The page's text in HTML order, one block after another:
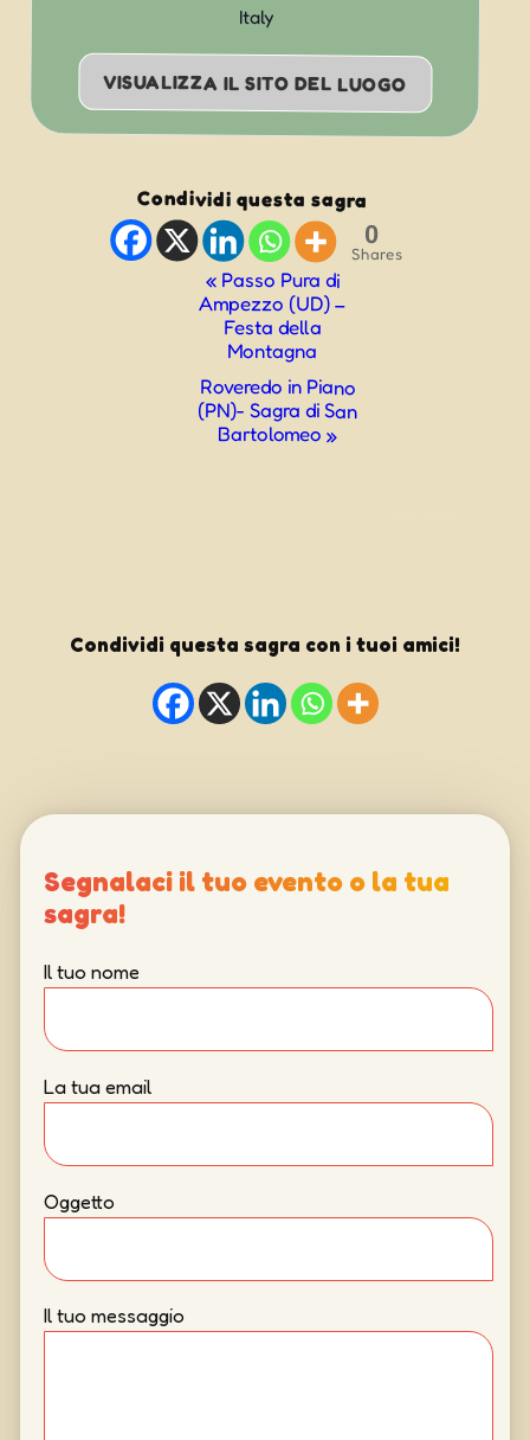
Italy
VISUALIZZA IL SITO DEL LUOGO
Condividi questa sagra
0
Shares
«Passo Pura di
Ampezzo (UD) –
Festa della
Montagna
Roveredo in Piano
(PN)- Sagra di San
Bartolomeo»
Condividi questa sagra con i tuoi amici!
Segnalaci il tuo evento o la tua
sagra!
Il tuo nome
La tua email
Oggetto
Il tuo messaggio